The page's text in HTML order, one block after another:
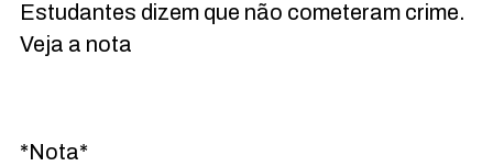
Estudantes dizem que não cometeram crime.
Veja a nota
*Nota*